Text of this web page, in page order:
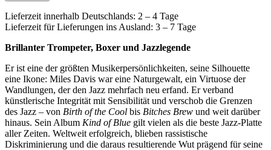
Lieferzeit innerhalb Deutschlands: 2 – 4 Tage
Lieferzeit für Lieferungen ins Ausland: 3 – 7 Tage
Brillanter Trompeter, Boxer und Jazzlegende
Er ist eine der größten Musikerpersönlichkeiten, seine Silhouette
eine Ikone: Miles Davis war eine Naturgewalt, ein Virtuose der
Wandlungen, der den Jazz mehrfach neu erfand. Er verband
künstlerische Integrität mit Sensibilität und verschob die Grenzen
des Jazz – von Birth of the Cool bis Bitches Brew und weit darüber
hinaus. Sein Album Kind of Blue gilt vielen als die beste Jazz-Platte
aller Zeiten. Weltweit erfolgreich, blieben rassistische
Diskriminierung und die daraus resultierende Wut prägend für seine